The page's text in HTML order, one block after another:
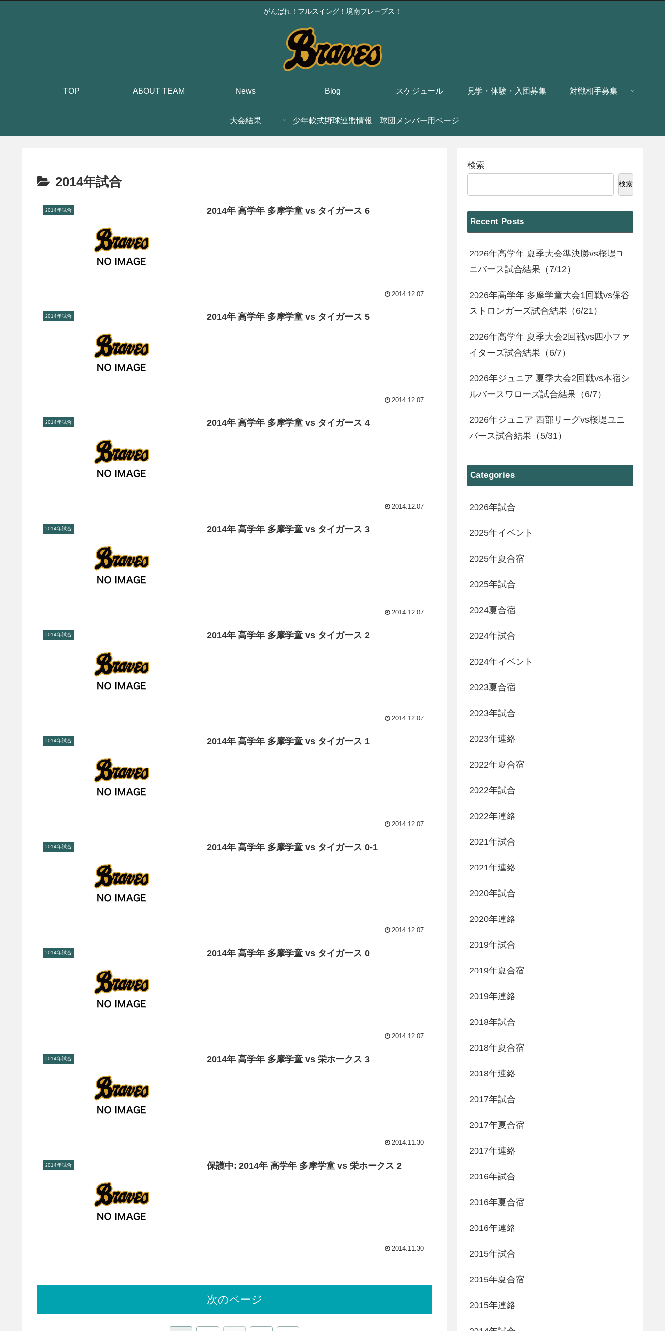
がんばれ！フルスイング！境南ブレーブス！
TOP ABOUT TEAM News Blog スケジュール 見学・体験・入団募集 対戦相手募集
大会結果 少年軟式野球連盟情報 球団メンバー用ページ
2014年試合
2014年試合 2014年 高学年 多摩学童 vs タイガース 6
2014.12.07
2014年試合 2014年 高学年 多摩学童 vs タイガース 5
2014.12.07
2014年試合 2014年 高学年 多摩学童 vs タイガース 4
2014.12.07
2014年試合 2014年 高学年 多摩学童 vs タイガース 3
2014.12.07
2014年試合 2014年 高学年 多摩学童 vs タイガース 2
2014.12.07
2014年試合 2014年 高学年 多摩学童 vs タイガース 1
2014.12.07
2014年試合 2014年 高学年 多摩学童 vs タイガース 0-1
2014.12.07
2014年試合 2014年 高学年 多摩学童 vs タイガース 0
2014.12.07
2014年試合 2014年 高学年 多摩学童 vs 栄ホークス 3
2014.11.30
2014年試合 保護中: 2014年 高学年 多摩学童 vs 栄ホークス 2
2014.11.30
次のページ
検索
検索
Recent Posts
2026年高学年 夏季大会準決勝vs桜堤ユ
ニバース試合結果（7/12）
2026年高学年 多摩学童大会1回戦vs保谷
ストロンガーズ試合結果（6/21）
2026年高学年 夏季大会2回戦vs四小ファ
イターズ試合結果（6/7）
2026年ジュニア 夏季大会2回戦vs本宿シ
ルバースワローズ試合結果（6/7）
2026年ジュニア 西部リーグvs桜堤ユニ
バース試合結果（5/31）
Categories
2026年試合
2025年イベント
2025年夏合宿
2025年試合
2024夏合宿
2024年試合
2024年イベント
2023夏合宿
2023年試合
2023年連絡
2022年夏合宿
2022年試合
2022年連絡
2021年試合
2021年連絡
2020年試合
2020年連絡
2019年試合
2019年夏合宿
2019年連絡
2018年試合
2018年夏合宿
2018年連絡
2017年試合
2017年夏合宿
2017年連絡
2016年試合
2016年夏合宿
2016年連絡
2015年試合
2015年夏合宿
2015年連絡